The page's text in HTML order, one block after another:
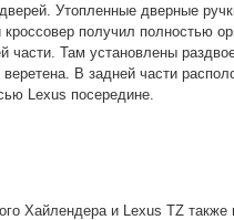
Утопленные дверные
получил полностью
части. Там установлены
В задней части
Lexus посередине.
Хайлендера и Lexus TZ